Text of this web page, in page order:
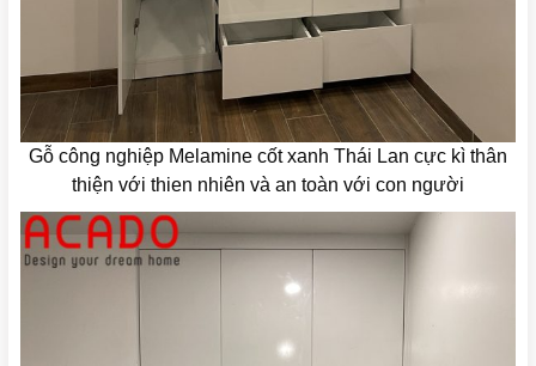
Gỗ công nghiệp Melamine cốt xanh Thái Lan cực kì thân
thiện với thien nhiên và an toàn với con người